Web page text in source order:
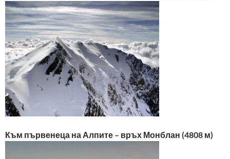
Към първенеца на Алпите – връх Монблан (4808 м)